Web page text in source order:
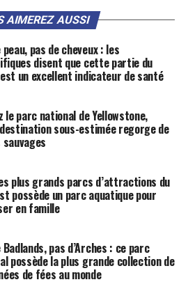
AIMEREZ AUSSI
peau, pas de cheveux : les
disent que cette partie du
un excellent indicateur de santé
le parc national de Yellowstone,
sous-estimée regorge de
plus grands parcs d’attractions du
possède un parc aquatique pour
en famille
Badlands, pas d’Arches : ce parc
possède la plus grande collection de
de fées au monde